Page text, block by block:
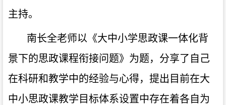
主持。
南长全老师以《大中小学思政课一体化背
景下的思政课程衔接问题》为题，分享了自己
在科研和教学中的经验与心得，提出目前在大
中小思政课教学目标体系设置中存在着各自为